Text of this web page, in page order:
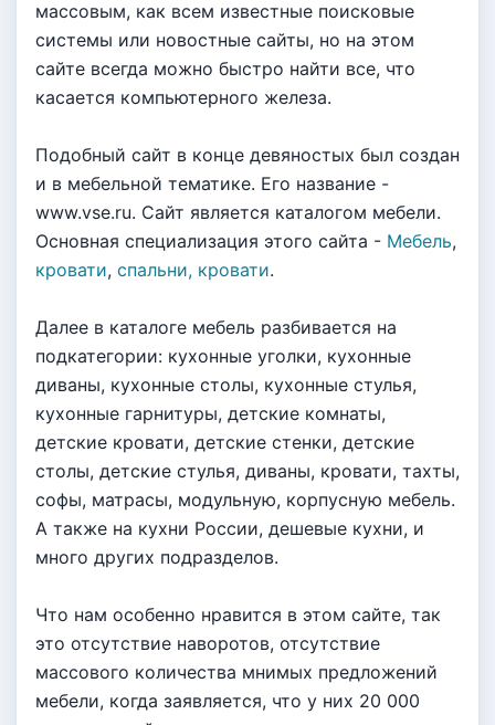
массовым, как всем известные поисковые
системы или новостные сайты, но на этом
сайте всегда можно быстро найти все, что
касается компьютерного железа.
Подобный сайт в конце девяностых был создан
и в мебельной тематике. Его название -
www.vse.ru. Сайт является каталогом мебели.
Основная специализация этого сайта - Мебель,
кровати, спальни, кровати.
Далее в каталоге мебель разбивается на
подкатегории: кухонные уголки, кухонные
диваны, кухонные столы, кухонные стулья,
кухонные гарнитуры, детские комнаты,
детские кровати, детские стенки, детские
столы, детские стулья, диваны, кровати, тахты,
софы, матрасы, модульную, корпусную мебель.
А также на кухни России, дешевые кухни, и
много других подразделов.
Что нам особенно нравится в этом сайте, так
это отсутствие наворотов, отсутствие
массового количества мнимых предложений
мебели, когда заявляется, что у них 20 000